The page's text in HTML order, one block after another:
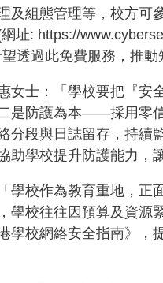
及組態管理等，校方
址: https://
透過此免費服務，推動
士：「學校要把『
是防護為本——採用零
段與日誌留存，持續
學校提升防護能力，
校作為教育重地，正
學校往往因預算及資
學校網絡安全指南》